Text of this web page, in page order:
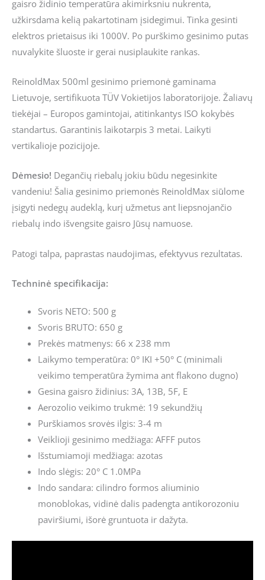
gaisro židinio temperatūra akimirksniu nukrenta,
užkirsdama kelią pakartotinam įsidegimui. Tinka gesinti
elektros prietaisus iki 1000V. Po purškimo gesinimo putas
nuvalykite šluoste ir gerai nusiplaukite rankas.
ReinoldMax 500ml gesinimo priemonė gaminama
Lietuvoje, sertifikuota TÜV Vokietijos laboratorijoje. Žaliavų
tiekėjai – Europos gamintojai, atitinkantys ISO kokybės
standartus. Garantinis laikotarpis 3 metai. Laikyti
vertikalioje pozicijoje.
Dėmesio! Degančių riebalų jokiu būdu negesinkite
vandeniu! Šalia gesinimo priemonės ReinoldMax siūlome
įsigyti nedegų audeklą, kurį užmetus ant liepsnojančio
riebalų indo išvengsite gaisro Jūsų namuose.
Patogi talpa, paprastas naudojimas, efektyvus rezultatas.
Techninė specifikacija:
Svoris NETO: 500 g
Svoris BRUTO: 650 g
Prekės matmenys: 66 x 238 mm
Laikymo temperatūra: 0° IKI +50° C (minimali
veikimo temperatūra žymima ant flakono dugno)
Gesina gaisro židinius: 3A, 13B, 5F, E
Aerozolio veikimo trukmė: 19 sekundžių
Purškiamos srovės ilgis: 3-4 m
Veiklioji gesinimo medžiaga: AFFF putos
Išstumiamoji medžiaga: azotas
Indo slėgis: 20° C 1.0MPa
Indo sandara: cilindro formos aliuminio
monoblokas, vidinė dalis padengta antikorozoniu
paviršiumi, išorė gruntuota ir dažyta.